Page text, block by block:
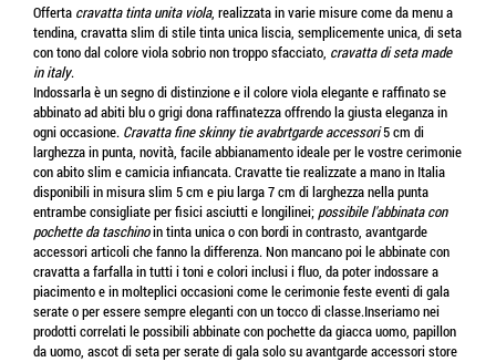
Offerta cravatta tinta unita viola, realizzata in varie misure come da menu a
tendina, cravatta slim di stile tinta unica liscia, semplicemente unica, di seta
con tono dal colore viola sobrio non troppo sfacciato, cravatta di seta made
in italy.
Indossarla è un segno di distinzione e il colore viola elegante e raffinato se
abbinato ad abiti blu o grigi dona raffinatezza offrendo la giusta eleganza in
ogni occasione. Cravatta fine skinny tie avabrtgarde accessori5 cm di
larghezza in punta, novità, facile abbianamento ideale per le vostre cerimonie
con abito slim e camicia infiancata. Cravatte tie realizzate a mano in Italia
disponibili in misura slim 5 cm e piu larga 7 cm di larghezza nella punta
entrambe consigliate per fisici asciutti e longilinei;possibile l'abbinata con
pochette da taschinoin tinta unica o con bordi in contrasto, avantgarde
accessori articoli che fanno la differenza. Non mancano poi le abbinate con
cravatta a farfalla in tutti i toni e colori inclusi i fluo, da poter indossare a
piacimento e in molteplici occasioni come le cerimonie feste eventi di gala
serate o per essere sempre eleganti con un tocco di classe.Inseriamo nei
prodotti correlati le possibili abbinate con pochette da giacca uomo, papillon
da uomo, ascot di seta per serate di gala solo su avantgarde accessori store